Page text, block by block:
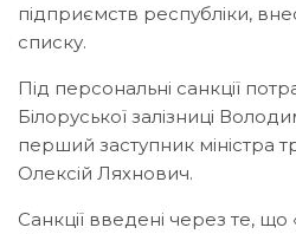
підприємств республіки,
списку.
Під персональні санкції
Білоруської залізниці
перший заступник міністра
Олексій Ляхнович.
Санкції введені через те, що